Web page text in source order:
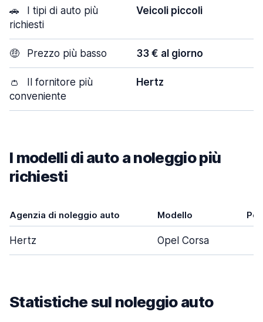
🚗
I tipi di auto più
richiesti
Veicoli piccoli
🤑 Prezzo più basso 33 € al giorno
👛
Il fornitore più
conveniente
Hertz
I modelli di auto a noleggio più
richiesti
Agenzia di noleggio auto Modello
Hertz Opel Corsa
Statistiche sul noleggio auto